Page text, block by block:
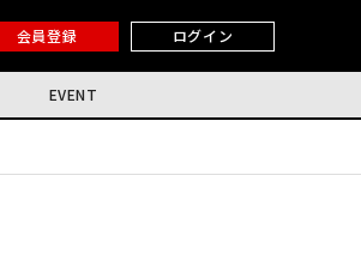
会員登録 ログイン
EVENT